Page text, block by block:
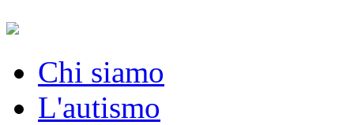
Chi siamo
L'autismo